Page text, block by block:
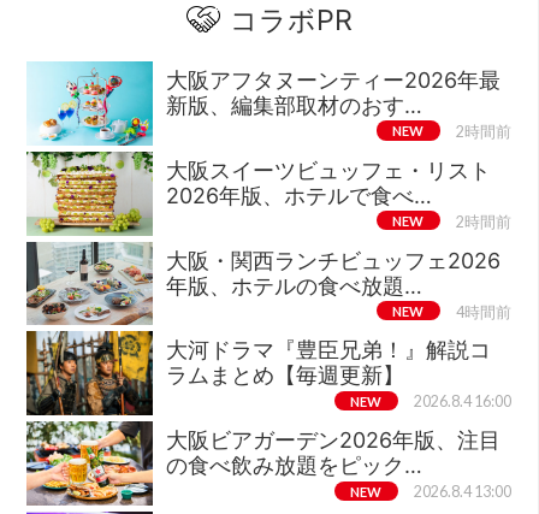
コラボPR
大阪アフタヌーンティー2026年最
新版、編集部取材のおす…
NEW 2時間前
大阪スイーツビュッフェ・リスト
2026年版、ホテルで食べ…
NEW 2時間前
大阪・関西ランチビュッフェ2026
年版、ホテルの食べ放題…
NEW 4時間前
大河ドラマ『豊臣兄弟！』解説コ
ラムまとめ【毎週更新】
NEW 2026.8.4 16:00
大阪ビアガーデン2026年版、注目
の食べ飲み放題をピック…
NEW 2026.8.4 13:00